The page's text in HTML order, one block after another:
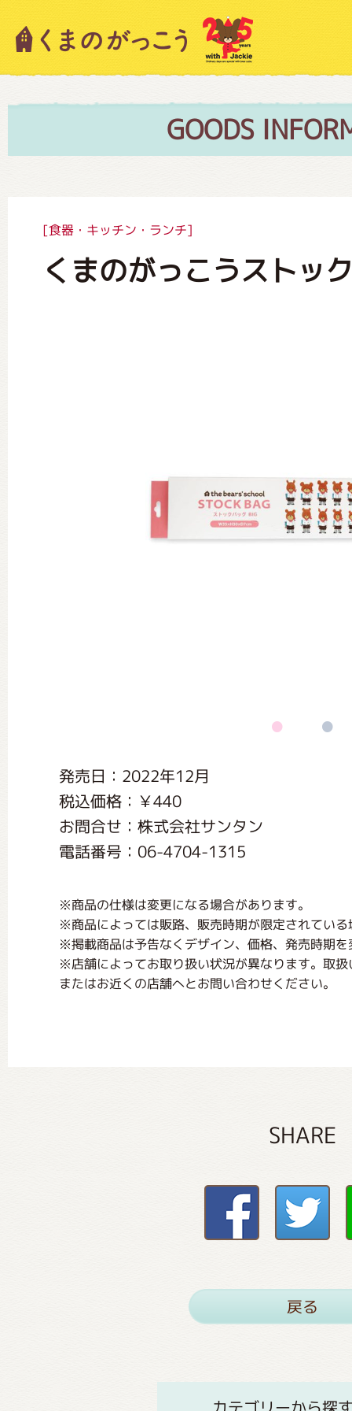
GOODS
[食器・キッチン・ランチ]
くまのがっこうストッ
発売日：2022年12月
税込価格：￥440
お問合せ：株式会社サンタン
電話番号：06-4704-1315
※商品の仕様は変更になる場合があります。
※商品によっては販路、販売時期が限定されてい
※掲載商品は予告なくデザイン、価格、発売時期
※店舗によってお取り扱い状況が異なります。取
またはお近くの店舗へとお問い合わせください。
SHARE
戻る
キャラクター紹介
絵本・作家紹介
ミュージカル・コンサート
くまのがっこう 家庭科部